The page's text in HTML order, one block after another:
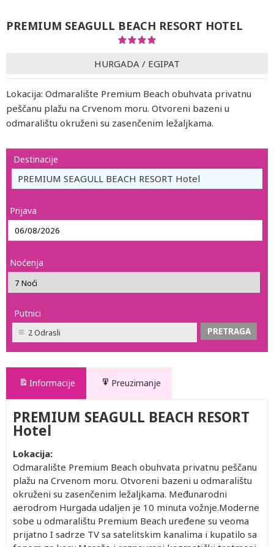
PREMIUM SEAGULL BEACH RESORT HOTEL
HURGADA / EGIPAT
Lokacija: Odmaralište Premium Beach obuhvata privatnu
peščanu plažu na Crvenom moru. Otvoreni bazeni u
odmaralištu okruženi su zasenčenim ležaljkama.
Destinacije
PREMIUM SEAGULL BEACH RESORT Hotel
Prijava
Noćenja
Putnici
2 Odrasli
Informacije Preuzimanje
PREMIUM SEAGULL BEACH RESORT
Hotel
Lokacija:
Odmaralište Premium Beach obuhvata privatnu peščanu
plažu na Crvenom moru. Otvoreni bazeni u odmaralištu
okruženi su zasenčenim ležaljkama. Međunarodni
aerodrom Hurgada udaljen je 10 minuta vožnje.Moderne
sobe u odmaralištu Premium Beach uređene su veoma
prijatno I sadrze TV sa satelitskim kanalima i kupatilo sa